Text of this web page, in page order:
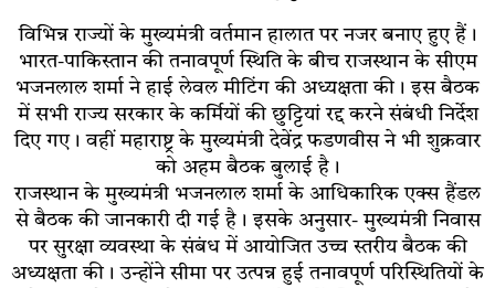
विभिन्न राज्यों के मुख्यमंत्री वर्तमान हालात पर नजर बनाए हुए हैं।
भारत-पाकिस्तान की तनावपूर्ण स्थिति के बीच राजस्थान के सीएम
भजनलाल शर्मा ने हाई लेवल मीटिंग की अध्यक्षता की। इस बैठक
में सभी राज्य सरकार के कर्मियों की छुट्टियां रद्द करने संबंधी निर्देश
दिए गए। वहीं महाराष्ट्र के मुख्यमंत्री देवेंद्र फडणवीस ने भी शुक्रवार
को अहम बैठक बुलाई है।
राजस्थान के मुख्यमंत्री भजनलाल शर्मा के आधिकारिक एक्स हैंडल
से बैठक की जानकारी दी गई है। इसके अनुसार- मुख्यमंत्री निवास
पर सुरक्षा व्यवस्था के संबंध में आयोजित उच्च स्तरीय बैठक की
अध्यक्षता की। उन्होंने सीमा पर उत्पन्न हुई तनावपूर्ण परिस्थितियों के